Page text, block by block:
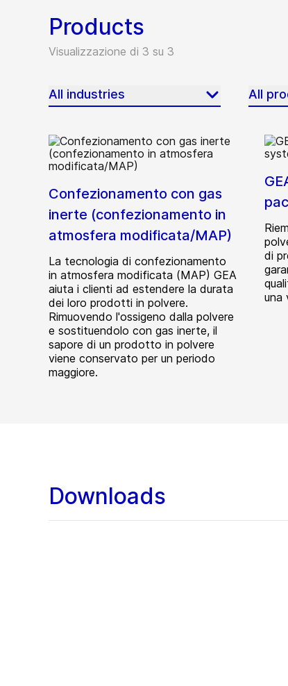
Products
Visualizzazione di 3 su 3
All industries All
Confezionamento con gas
inerte (confezionamento in
atmosfera modificata/MAP)
La tecnologia di confezionamento
in atmosfera modificata (MAP) GEA
aiuta i clienti ad estendere la durata
dei loro prodotti in polvere.
Rimuovendo l'ossigeno dalla polvere
e sostituendolo con gas inerte, il
sapore di un prodotto in polvere
viene conservato per un periodo
maggiore.
di
una
Downloads